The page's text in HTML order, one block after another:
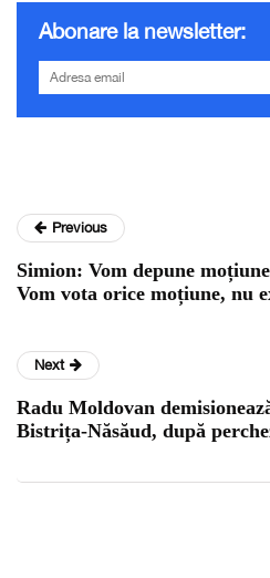
Abonare la newsletter:
Previous
Simion: Vom depune
Vom vota orice moțiune, nu
Next
Radu Moldovan
Bistrița-Năsăud, după